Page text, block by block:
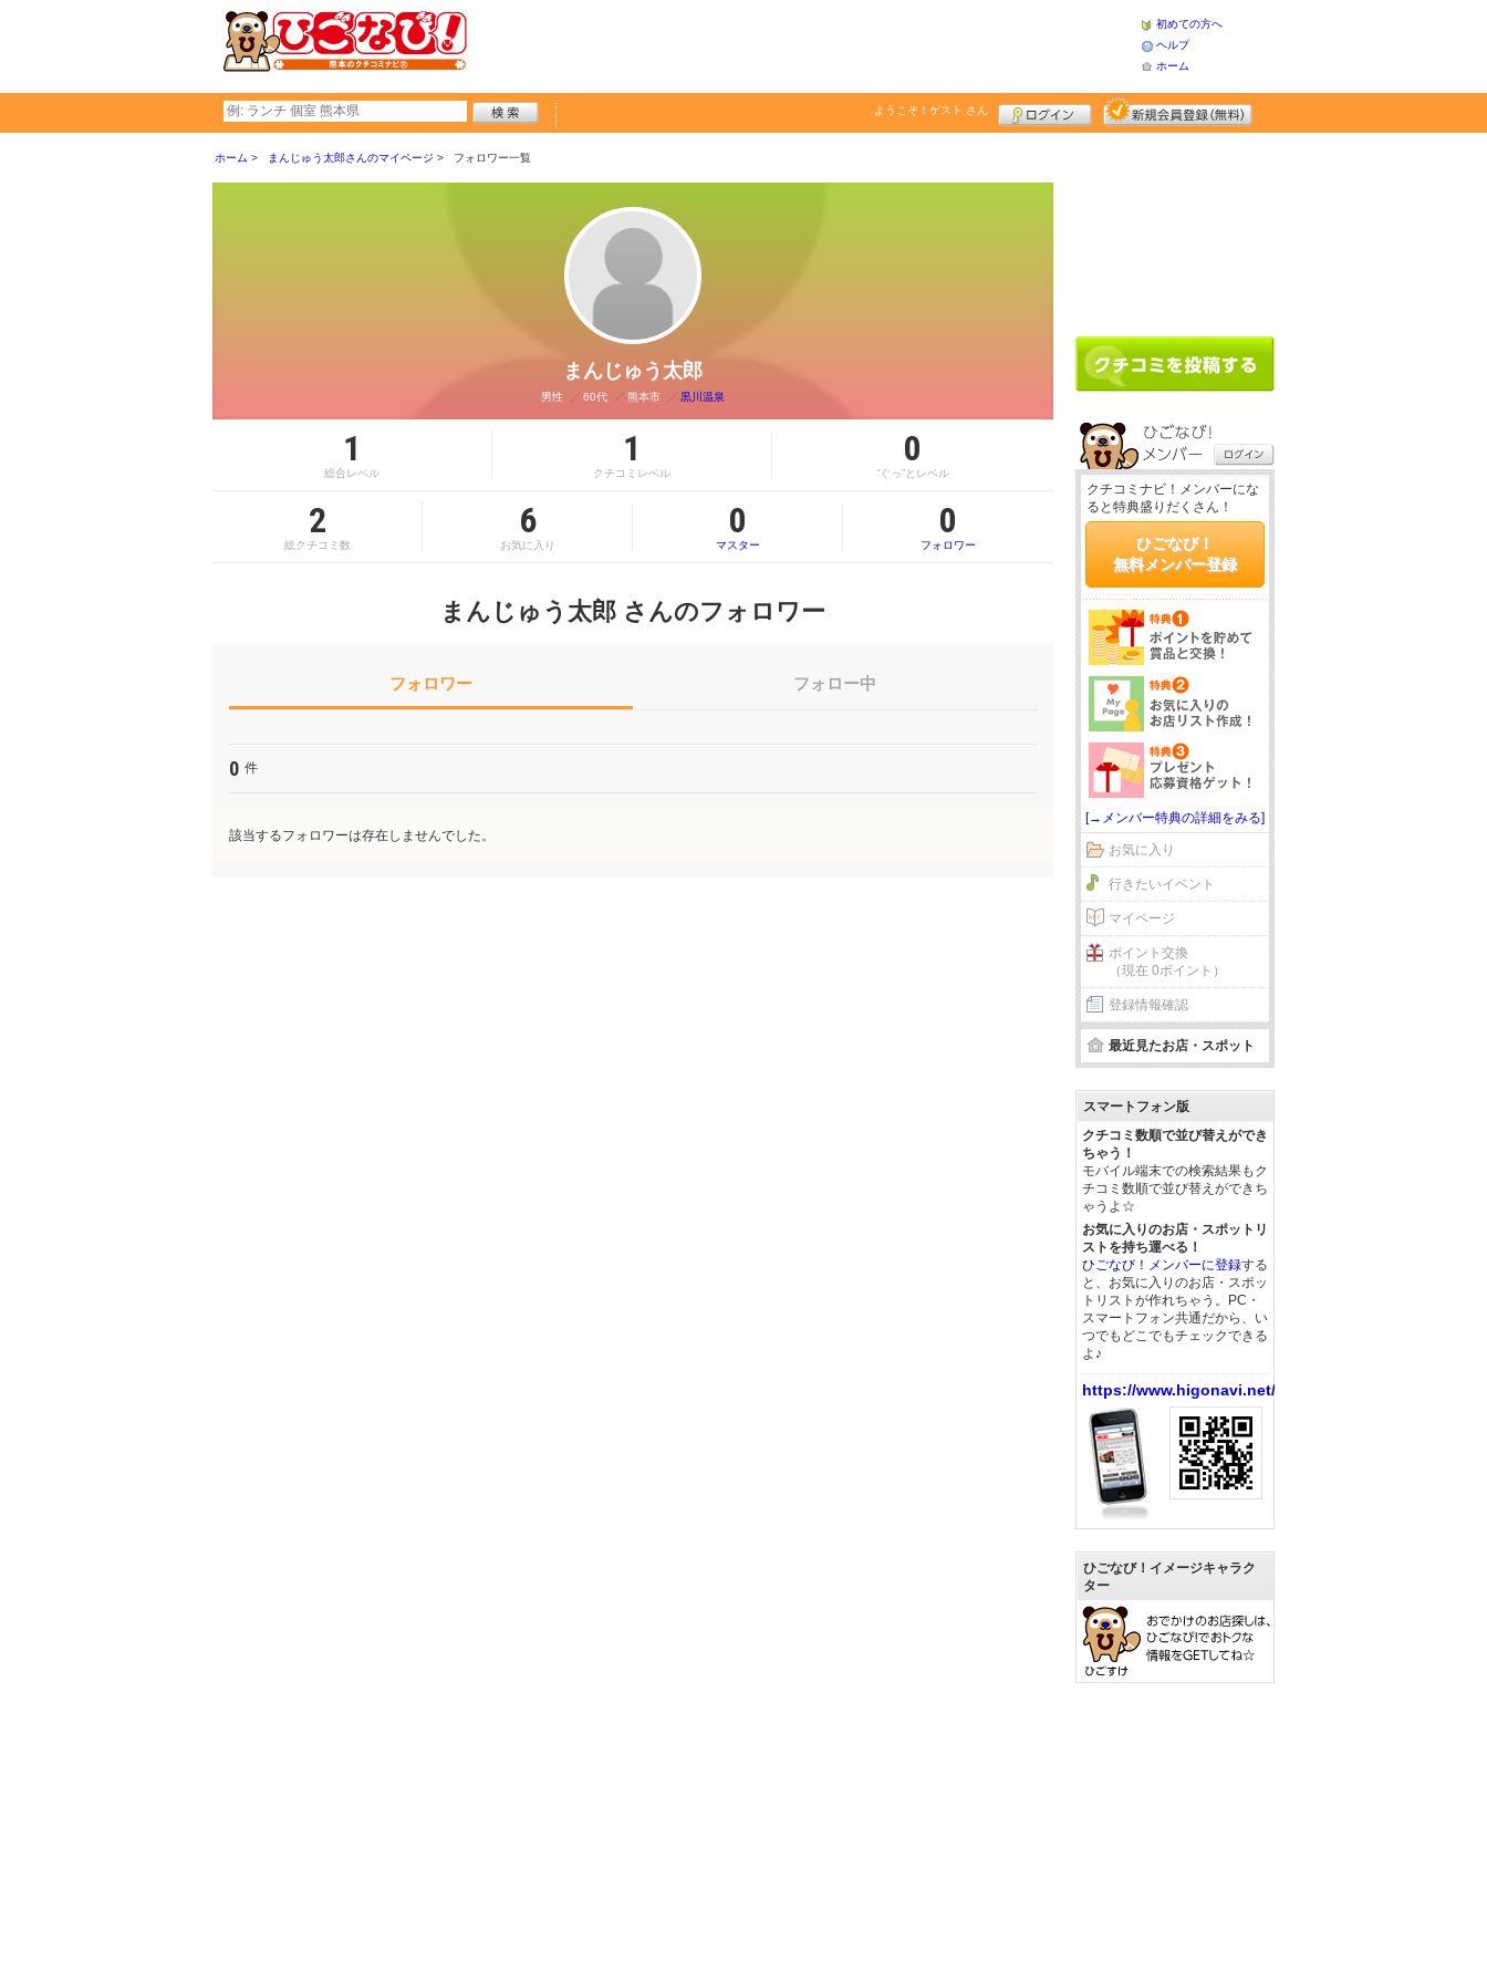
初めての方へ
ヘルプ
ホーム
ようこそ！ ゲスト さん
ホーム まんじゅう太郎さんのマイページ フォロワー一覧
まんじゅう太郎
男性 60代 熊本市 黒川温泉
1
総合レベル
1
クチコミレベル
0
“ぐっ”とレベル
2
総クチコミ数
6
お気に入り
0
マスター
0
フォロワー
まんじゅう太郎 さんのフォロワー
フォロワー フォロー中
0 件
該当するフォロワーは存在しませんでした。
クチコミナビ！メンバーにな
ると特典盛りだくさん！
ひごなび！
無料メンバー登録
[→メンバー特典の詳細をみる]
お気に入り
行きたいイベント
マイページ
ポイント交換
（現在 0ポイント）
登録情報確認
最近見たお店・スポット
スマートフォン版
クチコミ数順で並び替えができ
ちゃう！
モバイル端末での検索結果もク
チコミ数順で並び替えができち
ゃうよ☆
お気に入りのお店・スポットリ
ストを持ち運べる！
ひごなび！メンバーに登録する
と、お気に入りのお店・スポッ
トリストが作れちゃう。PC・
スマートフォン共通だから、い
つでもどこでもチェックできる
よ♪
https://www.higonavi.net/
ひごなび！イメージキャラク
ター